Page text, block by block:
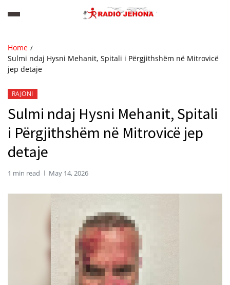
Home
Sulmi ndaj Hysni Mehanit, Spitali i Përgjithshëm në Mitrovicë
jep detaje
RAJONI
Sulmi ndaj Hysni Mehanit, Spitali
i Përgjithshëm në Mitrovicë jep
detaje
1 min read May 14, 2026